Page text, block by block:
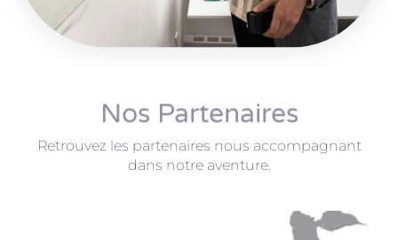
Nos Partenaires
Retrouvez les partenaires nous accompagnant
dans notre aventure.